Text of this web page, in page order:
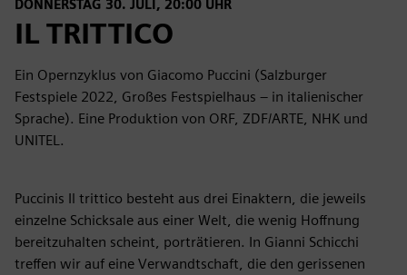
DONNERSTAG 30. JULI, 20:00 UHR
IL TRITTICO
Ein Opernzyklus von Giacomo Puccini (Salzburger
Festspiele 2022, Großes Festspielhaus – in italienischer
Sprache). Eine Produktion von ORF, ZDF/ARTE, NHK und
UNITEL.
Puccinis Il trittico besteht aus drei Einaktern, die jeweils
einzelne Schicksale aus einer Welt, die wenig Hoffnung
bereitzuhalten scheint, porträtieren. In Gianni Schicchi
treffen wir auf eine Verwandtschaft, die den gerissenen